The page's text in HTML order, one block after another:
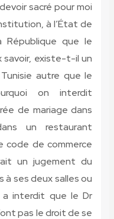
sacré pour moi
à l’État de
que le
savoir, existe-t-il un
autre que le
on interdit
de mariage dans
un restaurant
code de commerce
un jugement du
à ses deux salles ou
a interdit que le Dr
pas le droit de se